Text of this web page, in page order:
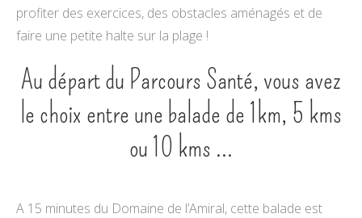
profiter des exercices, des obstacles aménagés et de
faire une petite halte sur la plage !
Au départ du Parcours Santé, vous avez
le choix entre une balade de 1km, 5 kms
ou 10 kms ...
A 15 minutes du Domaine de l’Amiral, cette balade est